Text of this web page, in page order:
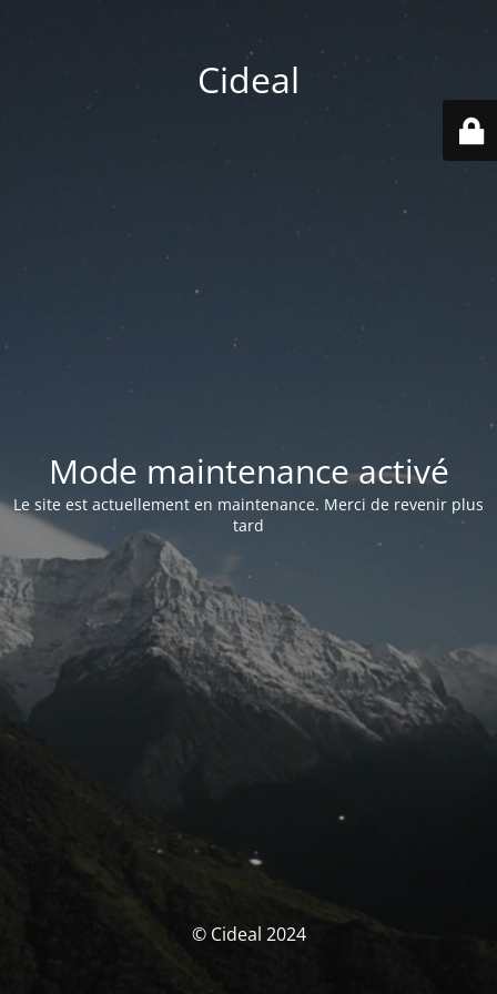
Cideal
Mode maintenance activé
Le site est actuellement en maintenance. Merci de revenir plus
tard
© Cideal 2024